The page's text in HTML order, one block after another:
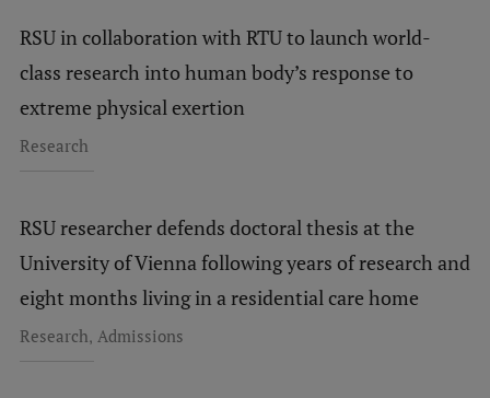
RSU in collaboration with RTU to launch world-
class research into human body’s response to
extreme physical exertion
Research
RSU researcher defends doctoral thesis at the
University of Vienna following years of research and
eight months living in a residential care home
Research, Admissions